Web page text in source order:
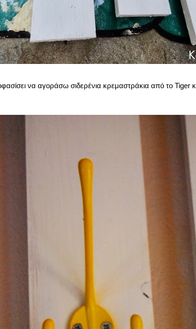
να αγοράσω σιδερένια κρεμαστράκια από το